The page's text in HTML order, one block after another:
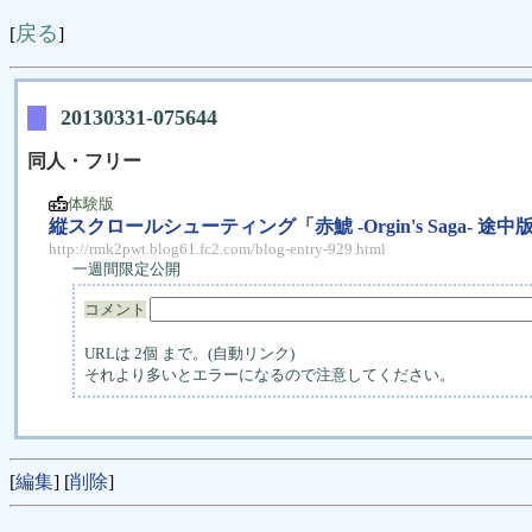
[戻る]
20130331-075644
同人・フリー
体験版
縦スクロールシューティング「赤鯱 -Orgin's Saga- 途中版
http://rmk2pwt.blog61.fc2.com/blog-entry-929.html
一週間限定公開
コメント
URLは 2個 まで。(自動リンク)
それより多いとエラーになるので注意してください。
[編集] [削除]